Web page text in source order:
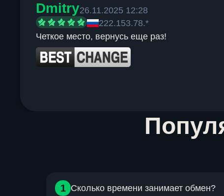
Dmitry26.11.2025 12:28
222.153.78.*
Четкое место, вернусь еще раз!
1 Сколько времени занимает обмен?